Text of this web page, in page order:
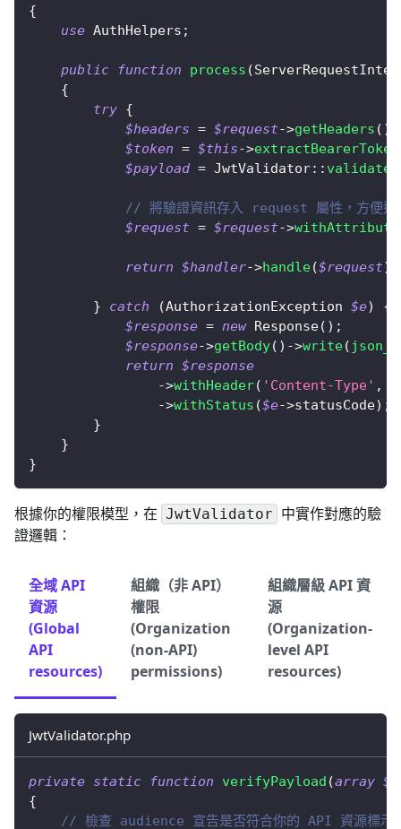
{
use AuthHelpers ;
public function process (
{
try {
$headers = $request->getHeaders ( )
$token = $this->extractBearerToken
$payload = JwtValidator::
// 將驗證資訊存入 request 屬性，
$request = $request->withAttribute
return $handler->handle($request)
} catch (AuthorizationException $e)
{
$response = new Response( ) ;
$response->getBody( ) ->write(
return $response
->withHeader( 'Content-Type' ,
->withStatus ($e->statusCode) ;
}
}
}
根據你的權限模型，在 JwtValidator 中實作對應的驗
證邏輯：
全域 API
資源
(Global
API
resources)
組織（非 API）
權限
(Organization
(non-API)
permissions)
組織層級 API 資
源
(Organization-
level API
resources)
JwtValidator.php
private static function verifyPayload (array
{
// 檢查 audience 宣告是否符合你的 API 資源